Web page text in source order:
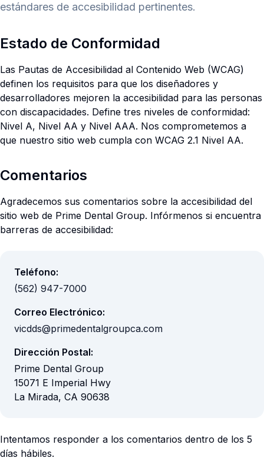
estándares de accesibilidad pertinentes.
Estado de Conformidad
Las Pautas de Accesibilidad al Contenido Web (WCAG)
definen los requisitos para que los diseñadores y
desarrolladores mejoren la accesibilidad para las personas
con discapacidades. Define tres niveles de conformidad:
Nivel A, Nivel AA y Nivel AAA. Nos comprometemos a
que nuestro sitio web cumpla con WCAG 2.1 Nivel AA.
Comentarios
Agradecemos sus comentarios sobre la accesibilidad del
sitio web de Prime Dental Group. Infórmenos si encuentra
barreras de accesibilidad:
Teléfono:
(562) 947-7000
Correo Electrónico:
vicdds@primedentalgroupca.com
Dirección Postal:
Prime Dental Group
15071 E Imperial Hwy
La Mirada, CA 90638
Intentamos responder a los comentarios dentro de los 5
días hábiles.